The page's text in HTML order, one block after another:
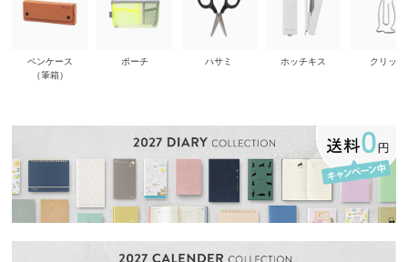
ペンケース
（筆箱）
ポーチ ハサミ ホッチキス クリップ